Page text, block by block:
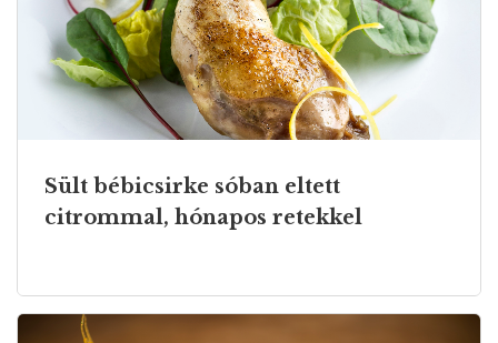
Sült bébicsirke sóban eltett
citrommal, hónapos retekkel